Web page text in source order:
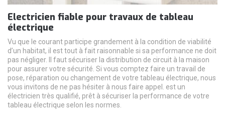
Electricien fiable pour travaux de tableau
électrique
Vu que le courant participe grandement à la condition de viabilité
d’un habitat, il est tout à fait raisonnable si sa performance ne doit
pas négliger. Il faut sécuriser la distribution de circuit à la maison
pour assurer votre sécurité. Si vous comptez faire un travail de
pose, réparation ou changement de votre tableau électrique, nous
vous invitons de ne pas hésiter à nous faire appel. est un
électricien très qualifié, prêt à sécuriser la performance de votre
tableau électrique selon les normes.